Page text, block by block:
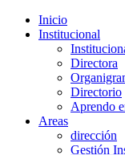
Inicio
Institucional
Directora
Directorio
Aprendo
Areas
dirección
Gestión